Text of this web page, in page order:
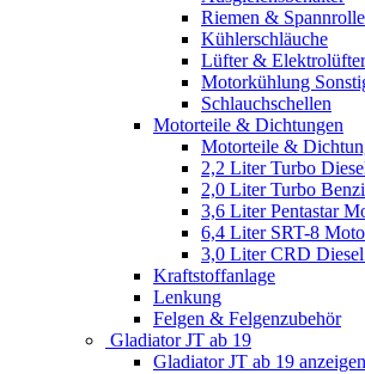
Riemen &
Kühlerschläuche
Lüfter & Elektrolüfter
Motorkühlung
Schlauchschellen
Motorteile & Dichtungen
Motorteile &
2,2 Liter Turbo
2,0 Liter Turbo
3,6 Liter Pentastar
6,4 Liter SRT-8
3,0 Liter CRD
Kraftstoffanlage
Lenkung
Felgen & Felgenzubehör
Gladiator JT ab 19
Gladiator JT ab 19 anzeigen